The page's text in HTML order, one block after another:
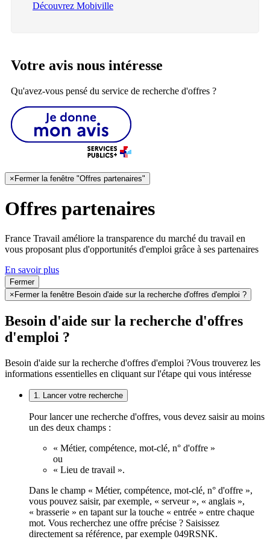
Découvrez Mobiville
Votre avis nous intéresse
Qu'avez-vous pensé du service de recherche d'offres ?
× Fermer la fenêtre "Offres partenaires"
Offres partenaires
France Travail améliore la transparence du marché du travail en
vous proposant plus d'opportunités d'emploi grâce à ses partenaires
En savoir plus
Fermer
× Fermer la fenêtre Besoin d'aide sur la recherche d'offres d'emploi ?
Besoin d'aide sur la recherche d'offres
d'emploi ?
Besoin d'aide sur la recherche d'offres d'emploi ?Vous trouverez les
informations essentielles en cliquant sur l'étape qui vous intéresse
1. Lancer votre recherche
Pour lancer une recherche d'offres, vous devez saisir au moins
un des deux champs :
« Métier, compétence, mot-clé, n° d'offre »
ou
« Lieu de travail ».
Dans le champ « Métier, compétence, mot-clé, n° d'offre »,
vous pouvez saisir, par exemple, « serveur », « anglais »,
« brasserie » en tapant sur la touche « entrée » entre chaque
mot. Vous recherchez une offre précise ? Saisissez
directement sa référence, par exemple 049RSNK.